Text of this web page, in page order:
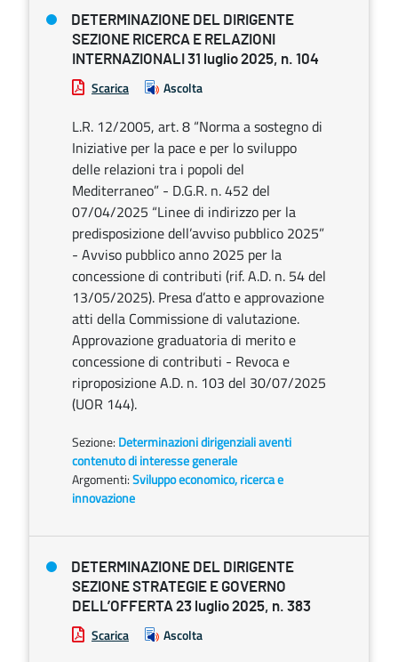
DETERMINAZIONE DEL DIRIGENTE
SEZIONE RICERCA E RELAZIONI
INTERNAZIONALI 31 luglio 2025, n. 104
Scarica Ascolta
L.R. 12/2005, art. 8 “Norma a sostegno di
Iniziative per la pace e per lo sviluppo
delle relazioni tra i popoli del
Mediterraneo” - D.G.R. n. 452 del
07/04/2025 “Linee di indirizzo per la
predisposizione dell’avviso pubblico 2025”
- Avviso pubblico anno 2025 per la
concessione di contributi (rif. A.D. n. 54 del
13/05/2025). Presa d’atto e approvazione
atti della Commissione di valutazione.
Approvazione graduatoria di merito e
concessione di contributi - Revoca e
riproposizione A.D. n. 103 del 30/07/2025
(UOR 144).
Sezione: Determinazioni dirigenziali aventi
contenuto di interesse generale
Argomenti:Sviluppo economico, ricerca e
innovazione
DETERMINAZIONE DEL DIRIGENTE
SEZIONE STRATEGIE E GOVERNO
DELL’OFFERTA 23 luglio 2025, n. 383
Scarica Ascolta